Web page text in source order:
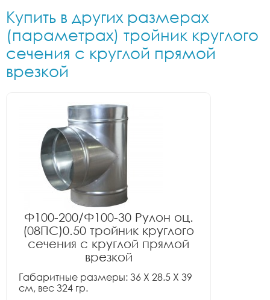
Купить в других размерах
(параметрах) тройник круглого
сечения с круглой прямой
врезкой
Ф100-200/Ф100-30 Рулон оц.
(08ПС)0.50 тройник круглого
сечения с круглой прямой
врезкой
Габаритные размеры: 36 X 28.5 X 39
см, вес 324 гр.